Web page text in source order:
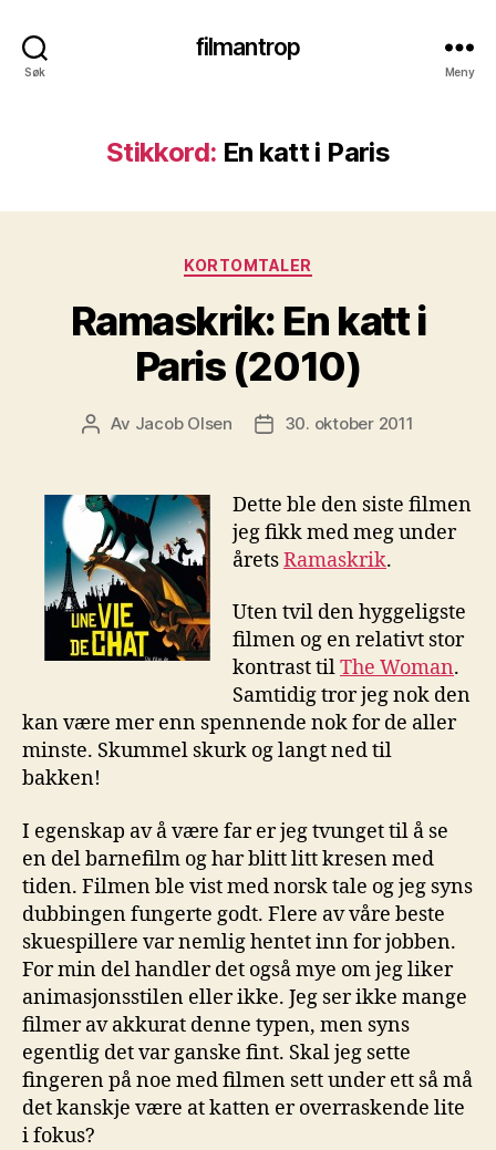
Søk
filmantrop
Meny
Stikkord: En katt i Paris
Kategorier
KORTOMTALER
Ramaskrik: En katt i
Paris (2010)
Innleggsforfatter
Av Jacob Olsen Publiseringsdato
30. oktober 2011
Dette ble den siste filmen
jeg fikk med meg under
åretsRamaskrik.
Uten tvil den hyggeligste
filmen og en relativt stor
kontrast tilThe Woman.
Samtidig tror jeg nok den
kan være mer enn spennende nok for de aller
minste. Skummel skurk og langt ned til
bakken!
I egenskap av å være far er jeg tvunget til å se
en del barnefilm og har blitt litt kresen med
tiden. Filmen ble vist med norsk tale og jeg syns
dubbingen fungerte godt. Flere av våre beste
skuespillere var nemlig hentet inn for jobben.
For min del handler det også mye om jeg liker
animasjonsstilen eller ikke. Jeg ser ikke mange
filmer av akkurat denne typen, men syns
egentlig det var ganske fint. Skal jeg sette
fingeren på noe med filmen sett under ett så må
det kanskje være at katten er overraskende lite
i fokus?